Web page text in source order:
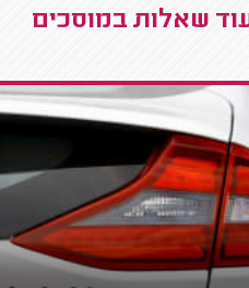
שאלות במוסכים